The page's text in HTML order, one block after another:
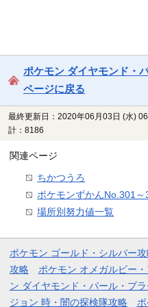
ポケモン ダイヤモンド・
ページに戻る
最終更新日：2020年06月03日 (水)
計：8186
関連ページ
ちかつうろ
ポケモンずかんNo.301～
場所別努力値一覧
ポケモン ゴールド・シルバー
攻略
ポケモン オメガルビー
ン ダイヤモンド・パール・プ
ジョン 時・闇の探検隊攻略